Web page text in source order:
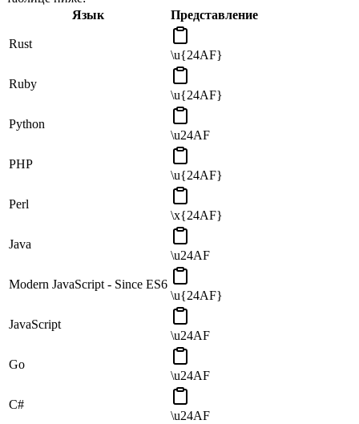
Язык
Представление
Rust
\u{24AF}
Ruby
\u{24AF}
Python
\u24AF
PHP
\u{24AF}
Perl
\x{24AF}
Java
\u24AF
Modern JavaScript - Since ES6
\u{24AF}
JavaScript
\u24AF
Go
\u24AF
C#
\u24AF